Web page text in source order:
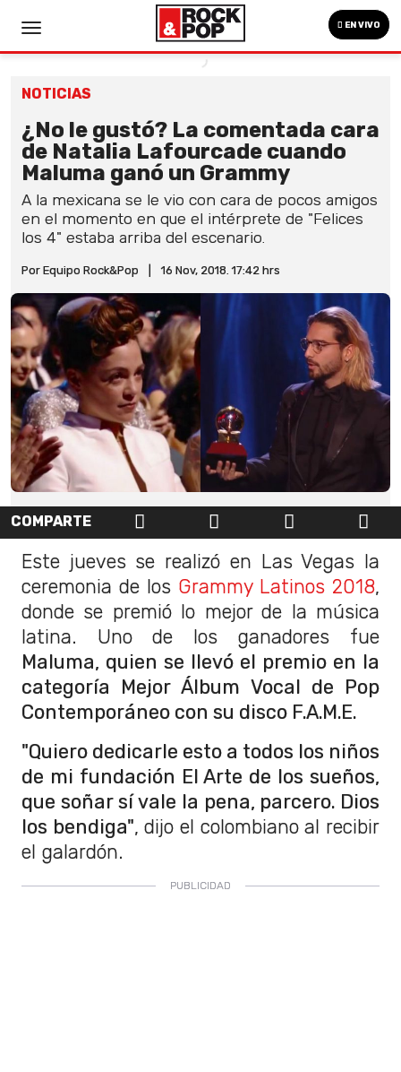
EN VIVO
NOTICIAS
¿No le gustó? La comentada cara
de Natalia Lafourcade cuando
Maluma ganó un Grammy
A la mexicana se le vio con cara de pocos amigos
en el momento en que el intérprete de "Felices
los 4" estaba arriba del escenario.
Por Equipo Rock&Pop 16 Nov, 2018. 17:42 hrs
COMPARTE
Este jueves se realizó en Las Vegas la
ceremonia de los Grammy Latinos 2018,
donde se premió lo mejor de la música
latina. Uno de los ganadores fue
Maluma, quien se llevó el premio en la
categoría Mejor Álbum Vocal de Pop
Contemporáneo con su disco F.A.M.E.
"Quiero dedicarle esto a todos los niños
de mi fundación El Arte de los sueños,
que soñar sí vale la pena, parcero. Dios
los bendiga", dijo el colombiano al recibir
el galardón.